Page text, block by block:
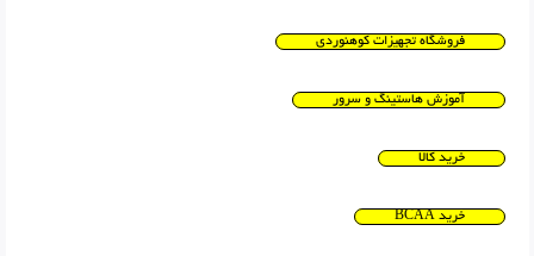
فروشگاه تجهیزات کوهنوردی
آموزش هاستینگ و سرور
خرید کالا
خرید BCAA